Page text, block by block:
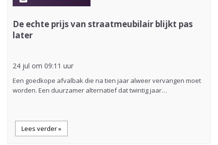
De echte prijs van straatmeubilair blijkt pas
later
24 jul om 09:11 uur
Een goedkope afvalbak die na tien jaar alweer vervangen moet
worden. Een duurzamer alternatief dat twintig jaar…
Lees verder »